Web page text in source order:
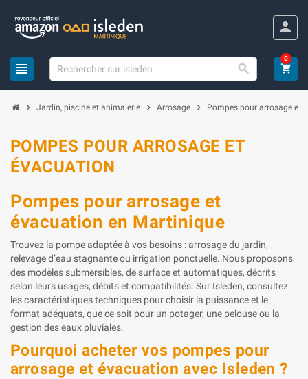
person
view_headline  shopping_cart
0
chevron_right Jardin, piscine et animalerie chevron_right Arrosage chevron_right Pompes pour arrosage et
POMPES POUR ARROSAGE ET
ÉVACUATION
Pompes pour arrosage et
évacuation en Martinique
Trouvez la pompe adaptée à vos besoins : arrosage du jardin,
relevage d’eau stagnante ou irrigation ponctuelle. Nous proposons
des modèles submersibles, de surface et automatiques, décrits
selon leurs usages, débits et compatibilités. Sur Isleden, consultez
les caractéristiques techniques pour choisir la puissance et le
format adéquats, que ce soit pour un potager, une pelouse ou la
gestion des eaux pluviales.
Pourquoi acheter vos pompes pour
arrosage et évacuation avec Isleden ?